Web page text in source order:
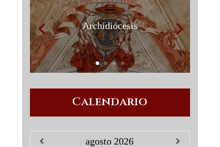
Archidiócesis
Calendario
agosto 2026